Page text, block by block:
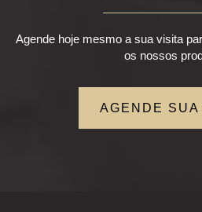
Agende hoje mesmo a sua visita
os nossos
AGENDE SUA